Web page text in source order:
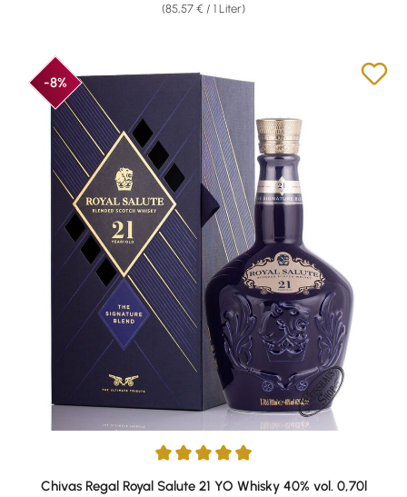
(85,57 € / 1 Liter)
-8%
Durchschnittliche Bewertung von 4.91 von 5 Sternen
Chivas Regal Royal Salute 21 YO Whisky 40% vol. 0,70l